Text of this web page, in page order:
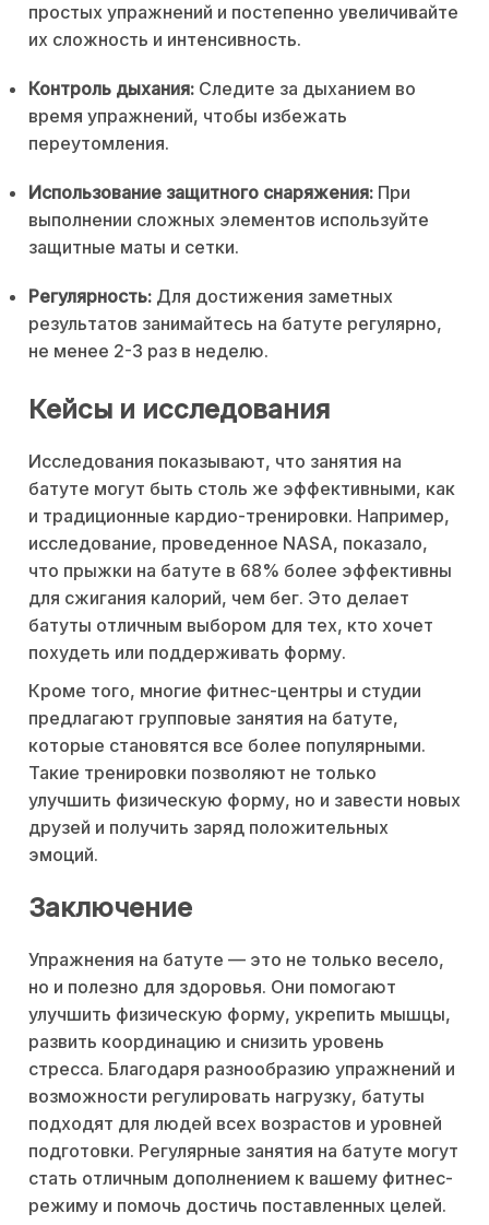
простых упражнений и постепенно увеличивайте
их сложность и интенсивность.
Контроль дыхания: Следите за дыханием во
время упражнений, чтобы избежать
переутомления.
Использование защитного снаряжения: При
выполнении сложных элементов используйте
защитные маты и сетки.
Регулярность: Для достижения заметных
результатов занимайтесь на батуте регулярно,
не менее 2-3 раз в неделю.
Кейсы и исследования
Исследования показывают, что занятия на
батуте могут быть столь же эффективными, как
и традиционные кардио-тренировки. Например,
исследование, проведенное NASA, показало,
что прыжки на батуте в 68% более эффективны
для сжигания калорий, чем бег. Это делает
батуты отличным выбором для тех, кто хочет
похудеть или поддерживать форму.
Кроме того, многие фитнес-центры и студии
предлагают групповые занятия на батуте,
которые становятся все более популярными.
Такие тренировки позволяют не только
улучшить физическую форму, но и завести новых
друзей и получить заряд положительных
эмоций.
Заключение
Упражнения на батуте — это не только весело,
но и полезно для здоровья. Они помогают
улучшить физическую форму, укрепить мышцы,
развить координацию и снизить уровень
стресса. Благодаря разнообразию упражнений и
возможности регулировать нагрузку, батуты
подходят для людей всех возрастов и уровней
подготовки. Регулярные занятия на батуте могут
стать отличным дополнением к вашему фитнес-
режиму и помочь достичь поставленных целей.